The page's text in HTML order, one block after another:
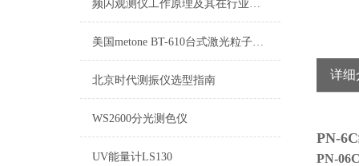
频闪观测仪工作原理及其在行业应用
美国metone BT-610台式激光粒子计数器
北京时代测振仪选型指南
WS2600分光测色仪
UV能量计LS130
详细
PN-
PN-